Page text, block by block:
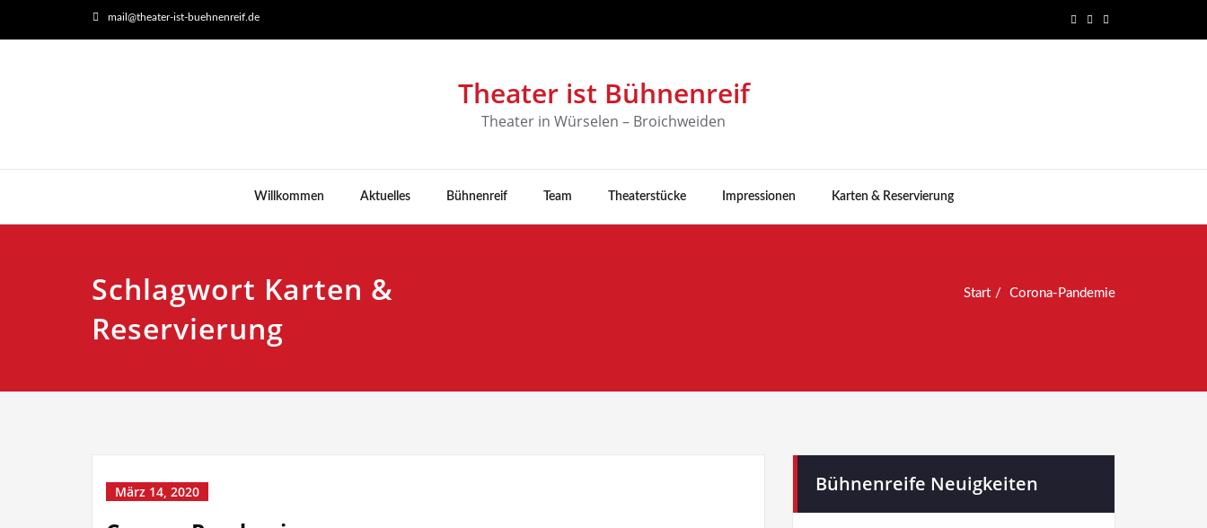
mail@theater-ist-buehnenreif.de
Theater ist Bühnenreif
Theater in Würselen – Broichweiden
Willkommen Aktuelles Bühnenreif Team Theaterstücke Impressionen Karten & Reservierung
Schlagwort Karten &
Reservierung
Start Corona-Pandemie
März 14, 2020 Bühnenreife Neuigkeiten